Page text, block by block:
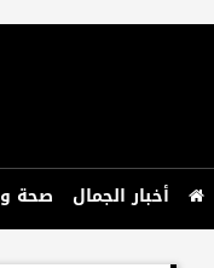
أخبار الجمال صحة